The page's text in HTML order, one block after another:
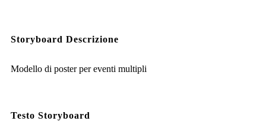
Storyboard Descrizione
Modello di poster per eventi multipli
Testo Storyboard